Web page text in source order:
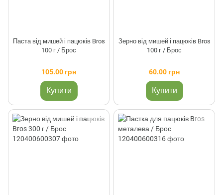
Паста від мишей і пацюків Bros
100 г / Брос
105.00 грн
Купити
Зерно від мишей і пацюків Bros
100 г / Брос
60.00 грн
Купити